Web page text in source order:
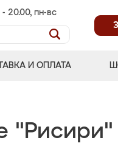
- 20.00, пн-вс
И ОПЛАТА
"Рисири"